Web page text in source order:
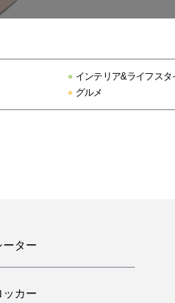
● インテリア&ライフスタ
● グルメ
ーター
ッカー